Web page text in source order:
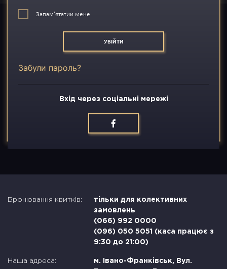
Контакти
Запам'ятатии мене
УВІЙТИ
Забули пароль?
Вхід через соціальні мережі
Бронювання квитків:
тільки для колективних
замовлень
(066) 992 0000
(096) 050 5051 (каса працює з
9:30 до 21:00)
Наша адреса:
м. Івано-Франківськ, Вул.